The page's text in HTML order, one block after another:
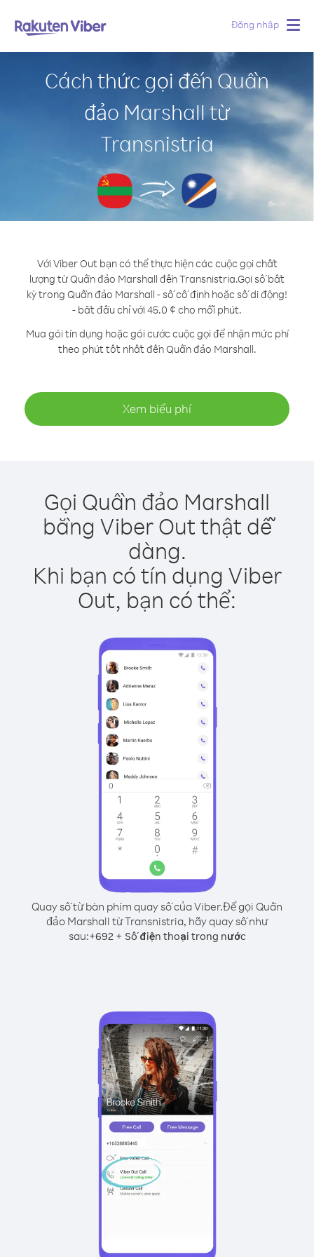
Đăng nhập
Cách thức gọi đến Quần
đảo Marshall từ
Transnistria
Với Viber Out bạn có thể thực hiện các cuộc gọi chất
lượng từ Quần đảo Marshall đến Transnistria.Gọi số bất
kỳ trong Quần đảo Marshall - số cố định hoặc số di động!
- bắt đầu chỉ với 45.0 ¢ cho mỗi phút.
Mua gói tín dụng hoặc gói cước cuộc gọi để nhận mức phí
theo phút tốt nhất đến Quần đảo Marshall.
Xem biểu phí
Gọi Quần đảo Marshall
bằng Viber Out thật dễ
dàng.
Khi bạn có tín dụng Viber
Out, bạn có thể:
Quay số từ bàn phím quay số của Viber.Để gọi Quần
đảo Marshall từ Transnistria, hãy quay số như
sau:+692+ Số điện thoại trong nước